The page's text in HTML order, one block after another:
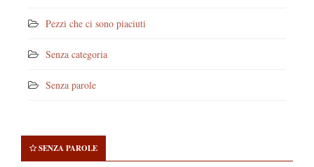
Pezzi che ci sono piaciuti
Senza categoria
Senza parole
SENZA PAROLE